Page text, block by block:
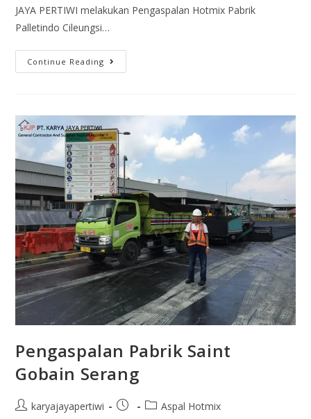
JAYA PERTIWI melakukan Pengaspalan Hotmix Pabrik
Palletindo Cileungsi…
Continue Reading
Pengaspalan Pabrik Saint
Gobain Serang
karyajayapertiwi Aspal Hotmix